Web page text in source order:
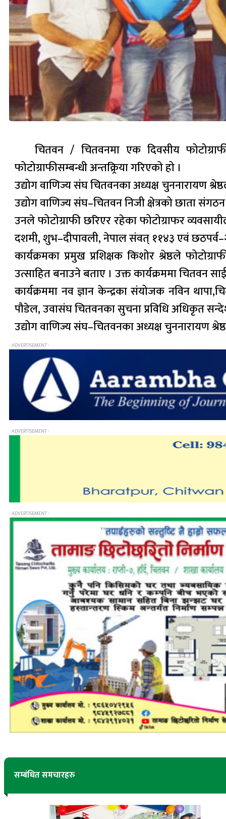
चितवन / चितवनमा एक दिवसीय
फोटोग्राफीसम्बन्धी अन्तक्र्रिया गरिएको हो ।
उद्योग वाणिज्य संघ चितवनका अध्यक्ष चुननारायण
उद्योग वाणिज्य संघ–चितवन निजी क्षेत्रको छाता
उनले फोटोग्राफी छरिएर रहेका फोटोग्राफर
दशमी, शुभ–दीपावली, नेपाल संवत् ११४३ एवं
कार्यक्रमका प्रमुख प्रशिक्षक किशोर श्रेष्ठले
उत्साहित बनाउने बताए । उक्त कार्यक्रममा चितवन
कार्यक्रममा नव ज्ञान केन्द्रका संयोजक नविन
पौडेल, उवासंघ चितवनका सुचना प्रविधि अधिकृत
उद्योग वाणिज्य संघ–चितवनका अध्यक्ष चुननारायण
- ADVERTISEMENT -
- ADVERTISEMENT -
- ADVERTISEMENT -
सम्बंधित समचारहरु